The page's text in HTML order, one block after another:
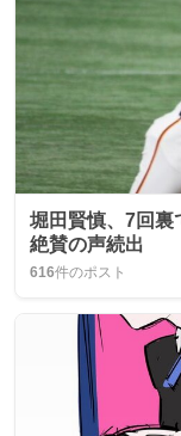
堀田賢慎、7回裏
絶賛の声続出
616件のポスト